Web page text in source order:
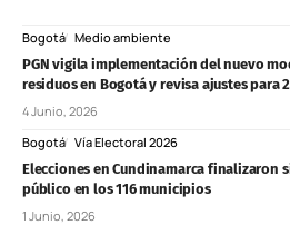
Bogotá Medio ambiente
PGN vigila implementación del nuevo
residuos en Bogotá y revisa ajustes para
4 Junio, 2026
Bogotá Vía Electoral 2026
Elecciones en Cundinamarca finalizaron
público en los 116 municipios
1 Junio, 2026